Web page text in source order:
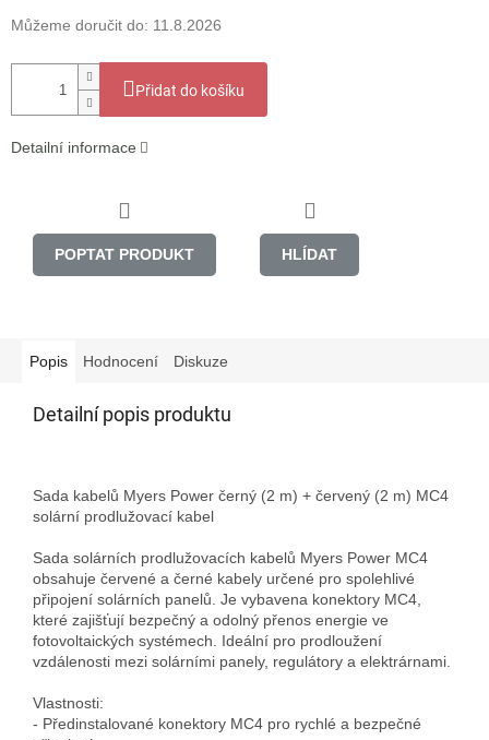
Můžeme doručit do: 11.8.2026
Přidat do košíku
Detailní informace
POPTAT PRODUKT HLÍDAT
Popis Hodnocení Diskuze
Detailní popis produktu
Sada kabelů Myers Power černý (2 m) + červený (2 m) MC4
solární prodlužovací kabel
Sada solárních prodlužovacích kabelů Myers Power MC4
obsahuje červené a černé kabely určené pro spolehlivé
připojení solárních panelů. Je vybavena konektory MC4,
které zajišťují bezpečný a odolný přenos energie ve
fotovoltaických systémech. Ideální pro prodloužení
vzdálenosti mezi solárními panely, regulátory a elektrárnami.
Vlastnosti:
- Předinstalované konektory MC4 pro rychlé a bezpečné